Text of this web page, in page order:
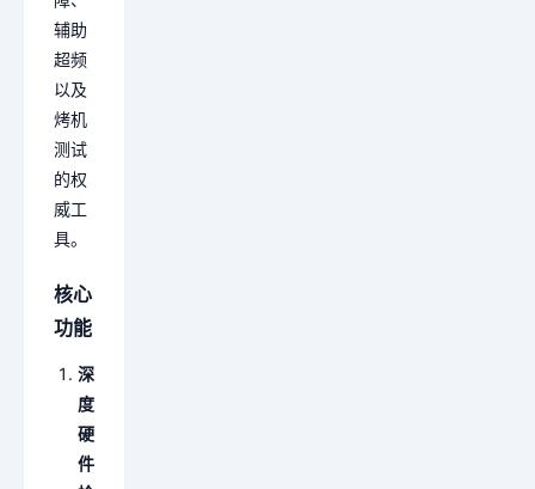
辅助
超频
以及
烤机
测试
的权
威工
具。
核心
功能
深
度
硬
件